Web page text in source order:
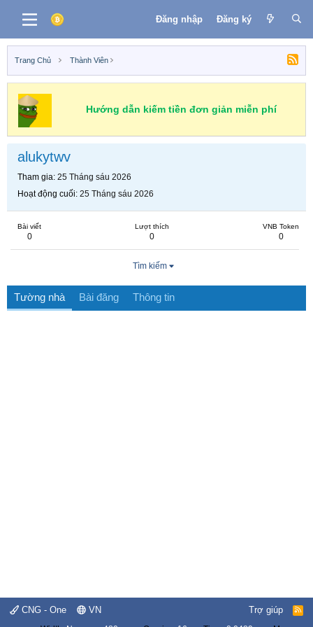
Đăng nhập Đăng ký
Trang Chủ Thành Viên
Hướng dẫn kiếm tiền đơn giản miễn phí
alukytwv
Tham gia 25 Tháng sáu 2026
Hoạt động cuối 25 Tháng sáu 2026
Bài viết
0
Lượt thích
0
VNB Token
0
Tìm kiếm
Tường nhà Bài đăng Thông tin
CNG - One VN Trợ giúp
R